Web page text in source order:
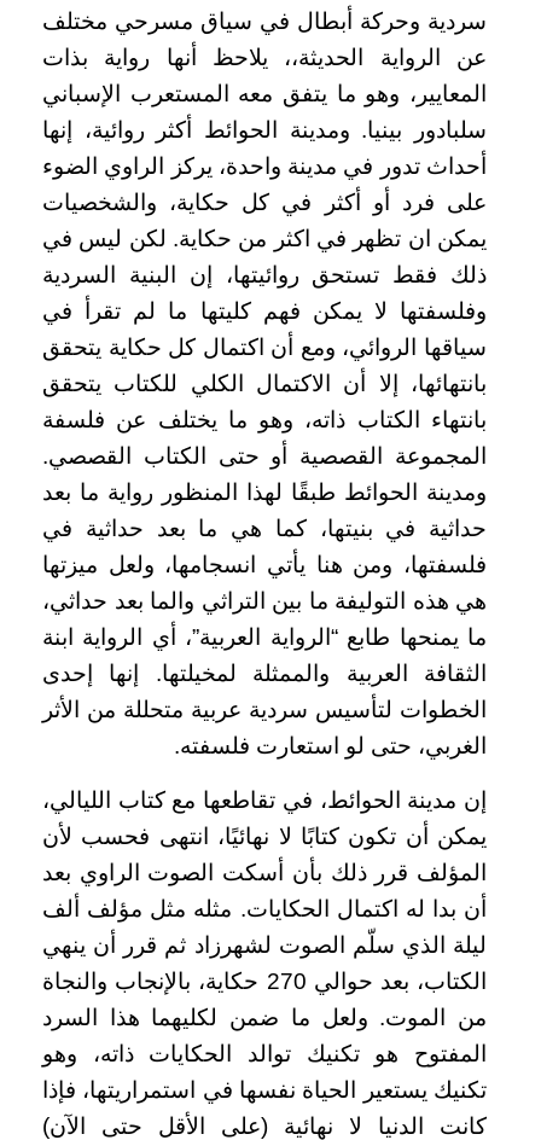
سردية وحركة أبطال في سياق مسرحي مختلف
عن الرواية الحديثة،، يلاحظ أنها رواية بذات
المعايير، وهو ما يتفق معه المستعرب الإسباني
سلبادور بينيا. ومدينة الحوائط أكثر روائية، إنها
أحداث تدور في مدينة واحدة، يركز الراوي الضوء
على فرد أو أكثر في كل حكاية، والشخصيات
يمكن ان تظهر في اكثر من حكاية. لكن ليس في
ذلك فقط تستحق روائيتها، إن البنية السردية
وفلسفتها لا يمكن فهم كليتها ما لم تقرأ في
سياقها الروائي، ومع أن اكتمال كل حكاية يتحقق
بانتهائها، إلا أن الاكتمال الكلي للكتاب يتحقق
بانتهاء الكتاب ذاته، وهو ما يختلف عن فلسفة
المجموعة القصصية أو حتى الكتاب القصصي.
ومدينة الحوائط طبقًا لهذا المنظور رواية ما بعد
حداثية في بنيتها، كما هي ما بعد حداثية في
فلسفتها، ومن هنا يأتي انسجامها، ولعل ميزتها
هي هذه التوليفة ما بين التراثي والما بعد حداثي،
ما يمنحها طابع “الرواية العربية”، أي الرواية ابنة
الثقافة العربية والممثلة لمخيلتها. إنها إحدى
الخطوات لتأسيس سردية عربية متحللة من الأثر
الغربي، حتى لو استعارت فلسفته.
إن مدينة الحوائط، في تقاطعها مع كتاب الليالي،
يمكن أن تكون كتابًا لا نهائيًا، انتهى فحسب لأن
المؤلف قرر ذلك بأن أسكت الصوت الراوي بعد
أن بدا له اكتمال الحكايات. مثله مثل مؤلف ألف
ليلة الذي سلّم الصوت لشهرزاد ثم قرر أن ينهي
الكتاب، بعد حوالي 270 حكاية، بالإنجاب والنجاة
من الموت. ولعل ما ضمن لكليهما هذا السرد
المفتوح هو تكنيك توالد الحكايات ذاته، وهو
تكنيك يستعير الحياة نفسها في استمراريتها، فإذا
كانت الدنيا لا نهائية (على الأقل حتى الآن)